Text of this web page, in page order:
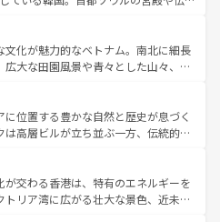
イーツなど、バラエティ豊かな料理
。 なお、新着の台湾情報は コンテンツ一覧を参
ば四季折々の自然美を楽しむことが
ムチや焼肉、絶品のストリートフード
国料理が待っている。夜には、韓国な
、韓国の多彩な魅力を心ゆくまで味
わってみてほしい。 なお、新着の韓国情報はコンテンツ一
。
文化が魅力的なベトナム。南北に細長
広大な田園風景や青々とした山々、世
が息づく。ハノイの古い町並みやホ
ス統治時代の建物も、独特の雰囲気を
た、バラエティの豊かさとおいしさで
ミー、ベトナムコーヒーなどは、ぜ
。どの地域を訪れてもあたたかい人々
れるので、きっと忘れられない旅にな
に位置する豊かな自然と歴史が息づく
は高層ビルが立ち並ぶ一方、伝統的な
。北部ではチェンマイなどの山岳地
、南部ではプーケットやクラビの美し
気分を楽しむことができる。タイ料理
が交わる香港は、特有のエネルギーを
トリア湾に広がる壮大な景色、近未来